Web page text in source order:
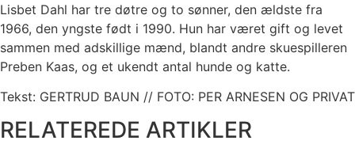
Lisbet Dahl har tre døtre og to sønner, den ældste fra
1966, den yngste født i 1990. Hun har været gift og levet
sammen med adskillige mænd, blandt andre skuespilleren
Preben Kaas, og et ukendt antal hunde og katte.
Tekst: GERTRUD BAUN // FOTO: PER ARNESEN OG PRIVAT
RELATEREDE ARTIKLER